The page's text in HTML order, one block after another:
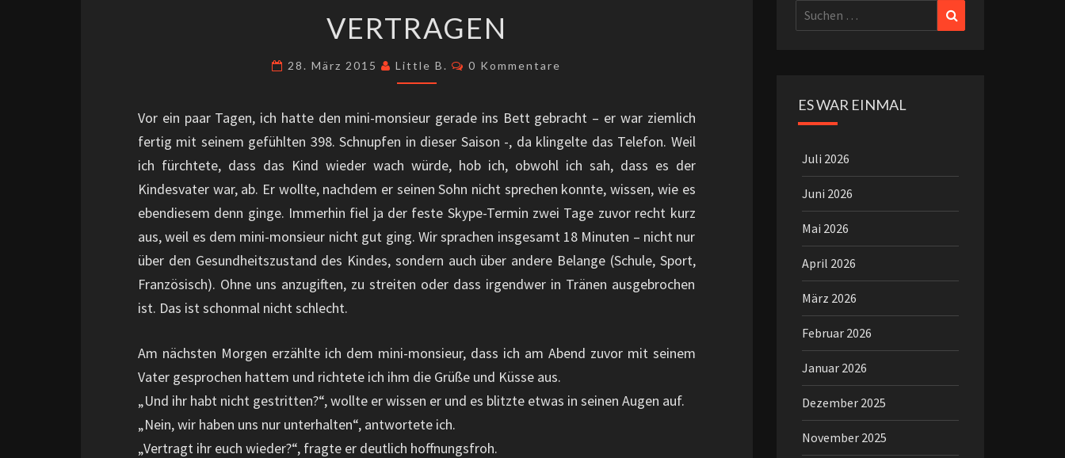
VERTRAGEN
28. März 2015 Little B. Kommentare
0 Kommentare
Vor ein paar Tagen, ich hatte den mini-monsieur gerade ins Bett gebracht – er war ziemlich
fertig mit seinem gefühlten 398. Schnupfen in dieser Saison -, da klingelte das Telefon. Weil
ich fürchtete, dass das Kind wieder wach würde, hob ich, obwohl ich sah, dass es der
Kindesvater war, ab. Er wollte, nachdem er seinen Sohn nicht sprechen konnte, wissen, wie es
ebendiesem denn ginge. Immerhin fiel ja der feste Skype-Termin zwei Tage zuvor recht kurz
aus, weil es dem mini-monsieur nicht gut ging. Wir sprachen insgesamt 18 Minuten – nicht nur
über den Gesundheitszustand des Kindes, sondern auch über andere Belange (Schule, Sport,
Französisch). Ohne uns anzugiften, zu streiten oder dass irgendwer in Tränen ausgebrochen
ist. Das ist schonmal nicht schlecht.
Am nächsten Morgen erzählte ich dem mini-monsieur, dass ich am Abend zuvor mit seinem
Vater gesprochen hattem und richtete ich ihm die Grüße und Küsse aus.
„Und ihr habt nicht gestritten?“, wollte er wissen er und es blitzte etwas in seinen Augen auf.
„Nein, wir haben uns nur unterhalten“, antwortete ich.
„Vertragt ihr euch wieder?“, fragte er deutlich hoffnungsfroh.
Suchen
nach:
ES WAR EINMAL
Juli 2026
Juni 2026
Mai 2026
April 2026
März 2026
Februar 2026
Januar 2026
Dezember 2025
November 2025